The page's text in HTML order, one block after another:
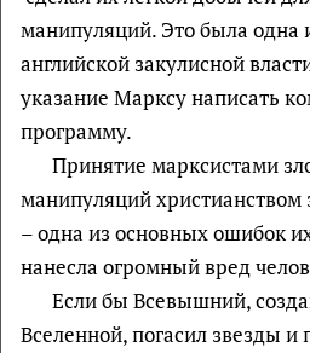
манипуляций. Это была одна
английской закулисной
указание Марксу написать
программу.
Принятие марксистами
манипуляций христианством
– одна из основных ошибок
нанесла огромный вред
Если бы Всевышний,
Вселенной, погасил звезды и